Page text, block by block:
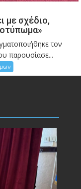
με σχέδιο,
τον
παρουσίασε...